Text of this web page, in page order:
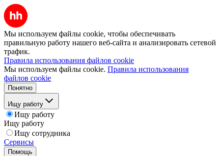
Мы используем файлы cookie, чтобы обеспечивать
правильную работу нашего веб-сайта и анализировать сетевой
трафик.
Правила использования файлов cookie
Мы используем файлы cookie. Правила использования
файлов cookie
Понятно
Ищу работу
Ищу работу
Ищу работу
Ищу сотрудника
Сервисы
Помощь